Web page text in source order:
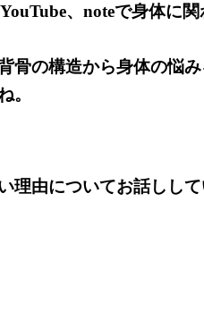
、noteで身体に
骨の構造から身体の悩み
。
理由についてお話しして